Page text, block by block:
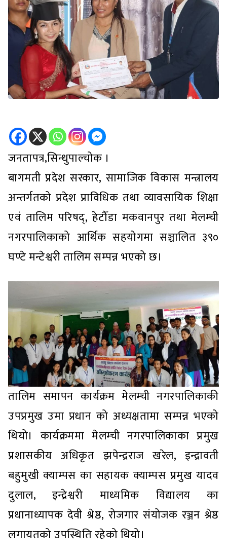
जनतापत्र,सिन्धुपाल्चोक ।
बागमती प्रदेश सरकार, सामाजिक विकास मन्त्रालय
अन्तर्गतको प्रदेश प्राविधिक तथा व्यावसायिक शिक्षा
एवं तालिम परिषद्, हेटौँडा मकवानपुर तथा मेलम्ची
नगरपालिकाको आर्थिक सहयोगमा सञ्चालित ३९०
घण्टे मन्टेश्वरी तालिम सम्पन्न भएको छ।
तालिम समापन कार्यक्रम मेलम्ची नगरपालिकाकी
उपप्रमुख उमा प्रधान को अध्यक्षतामा सम्पन्न भएको
थियो। कार्यक्रममा मेलम्ची नगरपालिकाका प्रमुख
प्रशासकीय अधिकृत झपेन्द्रराज खरेल, इन्द्रावती
बहुमुखी क्याम्पस का सहायक क्याम्पस प्रमुख यादव
दुलाल, इन्द्रेश्वरी माध्यमिक विद्यालय का
प्रधानाध्यापक देवी श्रेष्ठ, रोजगार संयोजक रञ्जन श्रेष्ठ
लगायतको उपस्थिति रहेको थियो।